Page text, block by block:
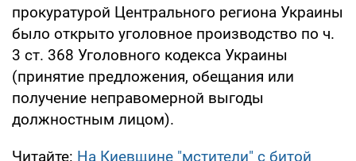
прокуратурой Центрального региона Украины
было открыто уголовное производство по ч.
3 ст. 368 Уголовного кодекса Украины
(принятие предложения, обещания или
получение неправомерной выгоды
должностным лицом).
Читайте: На Киевщине "мстители" с битой